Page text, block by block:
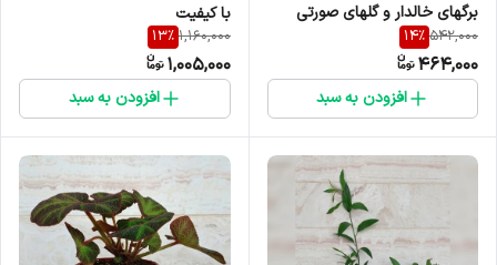
برگهای خالدار و گلهای صورتی
خوشه ای
542,000
14%
464,000
افزودن به سبد
با کیفیت
1,160,000
13%
1,005,000
افزودن به سبد